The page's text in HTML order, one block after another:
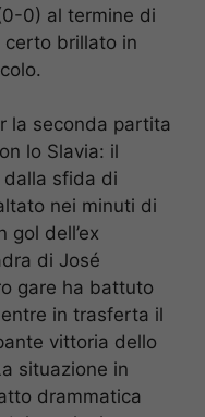
0) al termine di
certo brillato in
la seconda partita
lo Slavia: il
sfida di
nei minuti di
gol dell’ex
di José
gare ha battuto
in trasferta il
vittoria dello
situazione in
drammatica